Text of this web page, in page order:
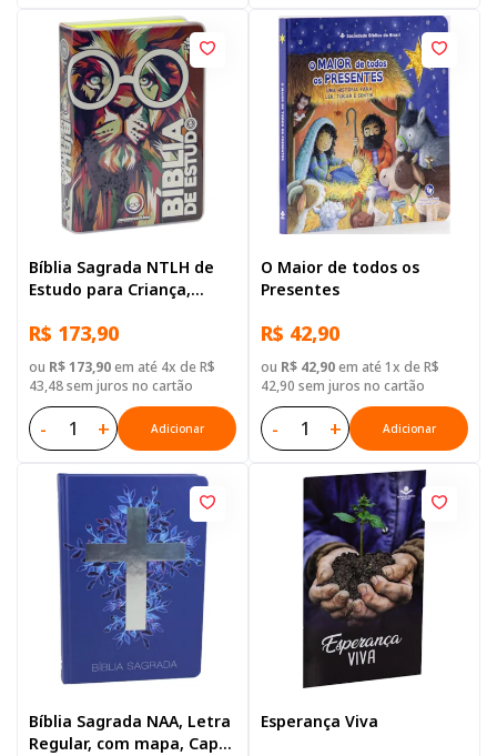
Bíblia Sagrada NTLH de
Estudo para Criança,
palavras de Jesus
destacadas, com mapa,
Capa Dura Ilustrada:
R$ 173,90
ou R$ 173,90em até 4x de R$
43,48 sem juros no cartão
- + Adicionar
O Maior de todos os
Presentes
R$ 42,90
ou R$ 42,90em até 1x de R$
42,90 sem juros no cartão
- + Adicionar
Bíblia Sagrada NAA, Letra
Regular, com mapa, Capa
Esperança Viva